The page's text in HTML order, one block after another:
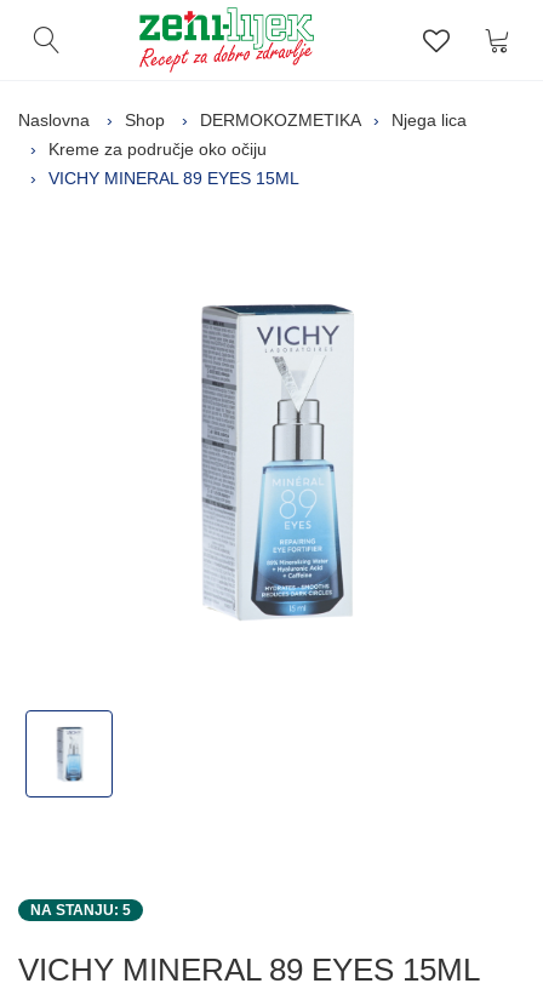
Otvori pretragu Lista
Naslovna Shop DERMOKOZMETIKA
Njega lica
Kreme za područje oko očiju
VICHY MINERAL 89 EYES 15ML
NA STANJU: 5
VICHY MINERAL 89 EYES 15ML